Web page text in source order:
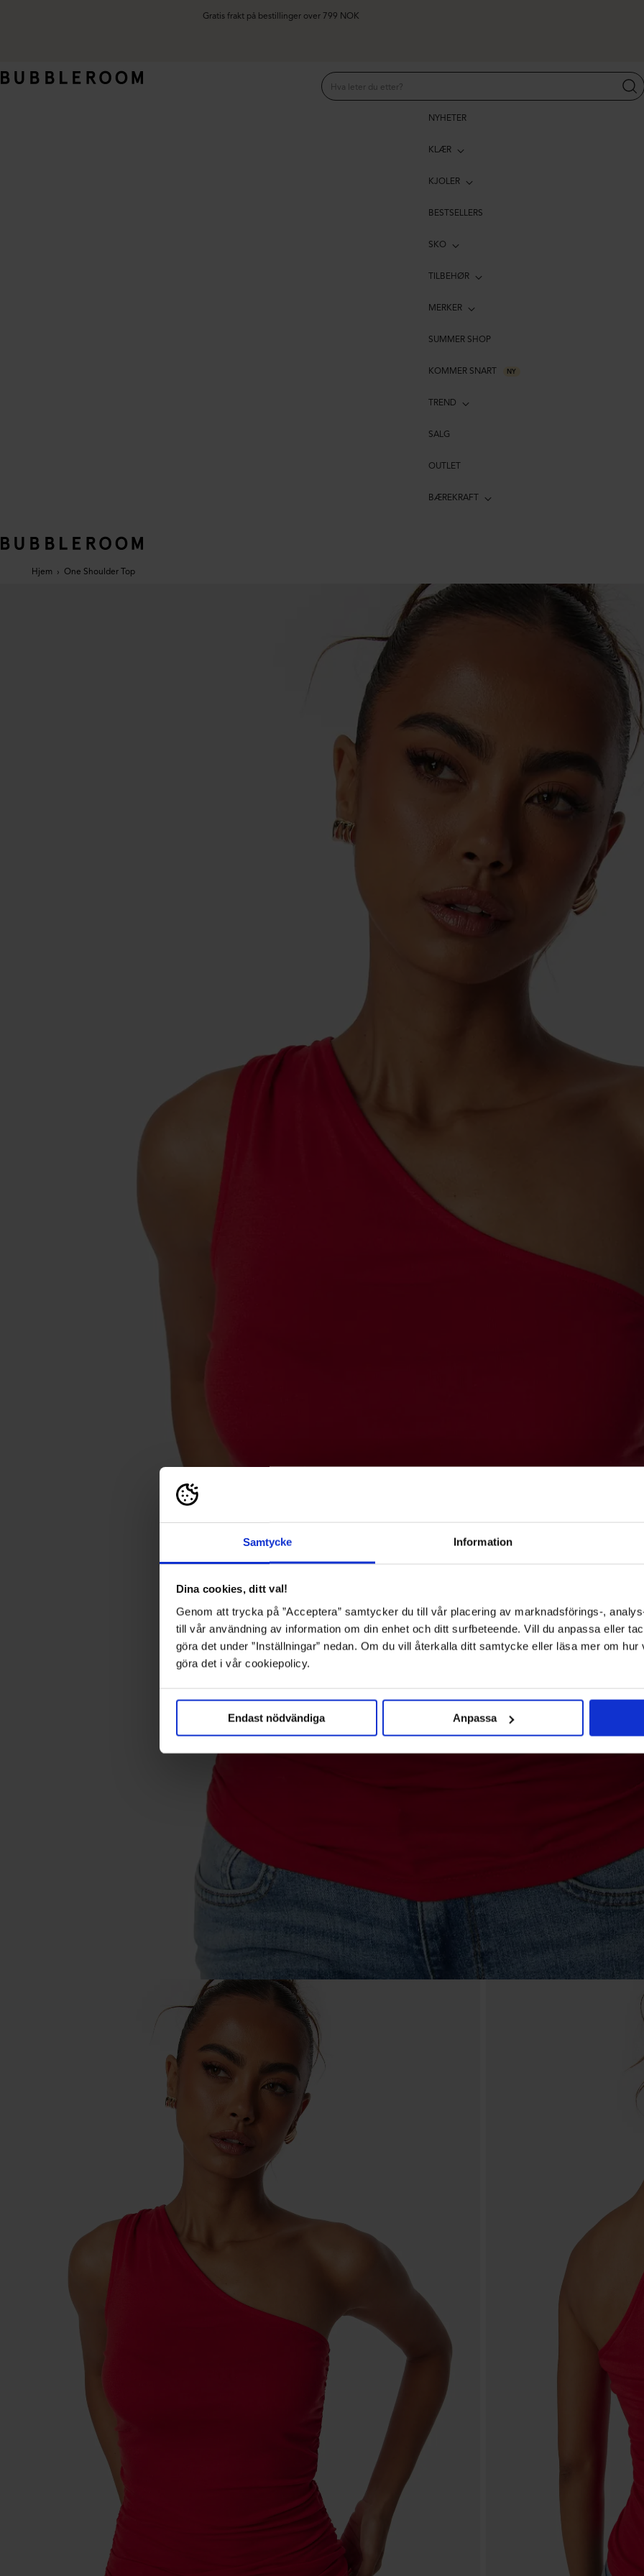
Samtycke Information
Dina cookies, ditt val!
Genom att trycka på ”Acceptera” samtycker du till vår placering av marknadsförings-,
till vår användning av information om din enhet och ditt surfbeteende. Vill du anpassa eller
göra det under ”Inställningar” nedan. Om du vill återkalla ditt samtycke eller läsa mer om
göra det i vår cookiepolicy.
Endast nödvändiga Anpassa
Gratis frakt på bestillinger over 799 NOK
NYHETER
KLÆR
KJOLER
BESTSELLERS
SKO
TILBEHØR
MERKER
SUMMER SHOP
KOMMER SNART NY
TREND
SALG
OUTLET
BÆREKRAFT
Hjem › One Shoulder Top